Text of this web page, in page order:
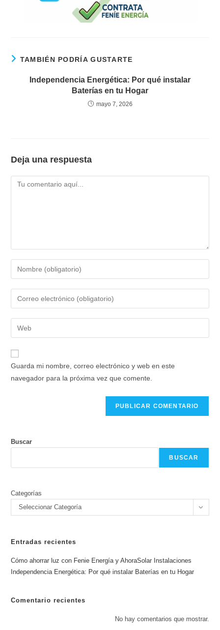
TAMBIÉN PODRÍA GUSTARTE
Independencia Energética: Por qué instalar
Baterías en tu Hogar
mayo 7, 2026
Deja una respuesta
Comentario
tu
nombre
de
usuario
para
comentar
tu
dirección
de
electrónico
para
comentar
la
URL
Guarda mi nombre, correo electrónico y web en este
navegador para la próxima vez que comente.
Buscar
BUSCAR
Categorías
Seleccionar Categoría
Entradas recientes
Cómo ahorrar luz con Fenie Energía y AhoraSolar Instalaciones
Independencia Energética: Por qué instalar Baterías en tu Hogar
Comentario recientes
No hay comentarios que mostrar.